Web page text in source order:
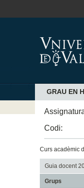
GRAU EN
Codi:
Curs acadèmic
Guia docent
Grups